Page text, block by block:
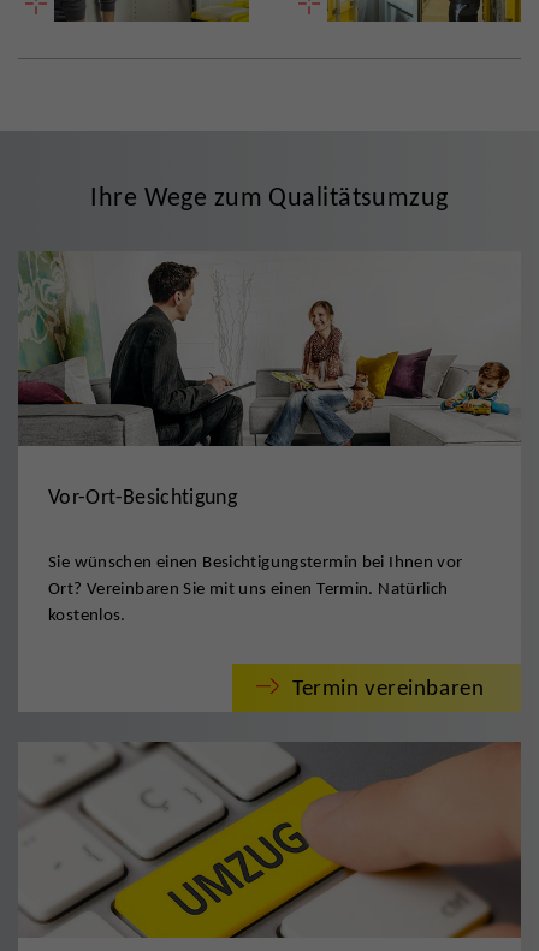
Ihre Wege zum Qualitätsumzug
Vor-Ort-Besichtigung
Sie wünschen einen Besichtigungstermin bei Ihnen vor
Ort? Vereinbaren Sie mit uns einen Termin. Natürlich
kostenlos.
Termin vereinbaren